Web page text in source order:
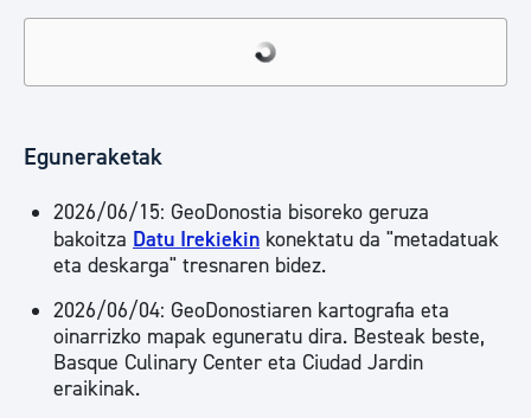
Eguneraketak
2026/06/15: GeoDonostia bisoreko geruza
bakoitza Datu Irekiekin konektatu da "metadatuak
eta deskarga" tresnaren bidez.
2026/06/04: GeoDonostiaren kartografia eta
oinarrizko mapak eguneratu dira. Besteak beste,
Basque Culinary Center eta Ciudad Jardin
eraikinak.